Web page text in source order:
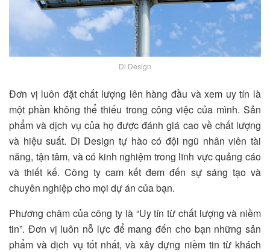
Di Design
Đơn vị luôn đặt chất lượng lên hàng đầu và xem uy tín là
một phần không thể thiếu trong công việc của mình. Sản
phẩm và dịch vụ của họ được đánh giá cao về chất lượng
và hiệu suất. Di Design tự hào có đội ngũ nhân viên tài
năng, tận tâm, và có kinh nghiệm trong lĩnh vực quảng cáo
và thiết kế. Công ty cam kết đem đến sự sáng tạo và
chuyên nghiệp cho mọi dự án của bạn.
Phương châm của công ty là “Uy tín từ chất lượng và niềm
tin”. Đơn vị luôn nỗ lực để mang đến cho bạn những sản
phẩm và dịch vụ tốt nhất, và xây dựng niềm tin từ khách